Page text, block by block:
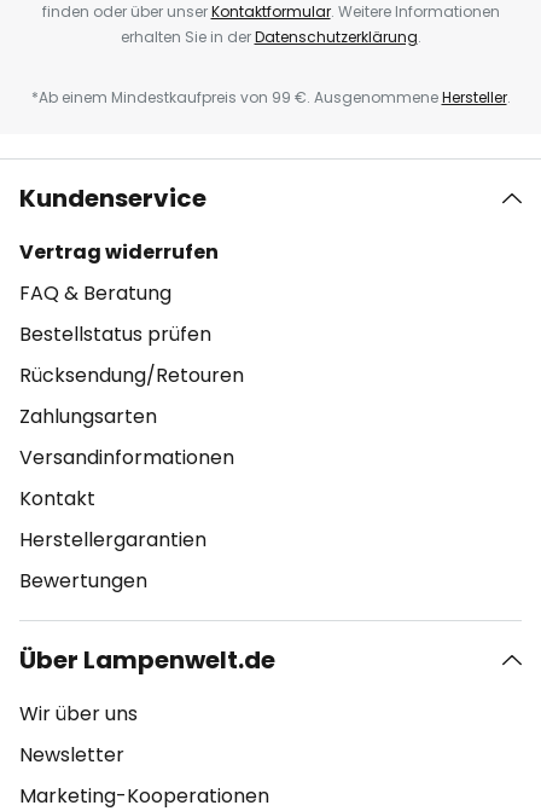
finden oder über unserKontaktformular. Weitere Informationen
erhalten Sie in derDatenschutzerklärung.
*Ab einem Mindestkaufpreis von 99 €. AusgenommeneHersteller.
Kundenservice
Vertrag widerrufen
FAQ & Beratung
Bestellstatus prüfen
Rücksendung/Retouren
Zahlungsarten
Versandinformationen
Kontakt
Herstellergarantien
Bewertungen
Über Lampenwelt.de
Wir über uns
Newsletter
Marketing-Kooperationen